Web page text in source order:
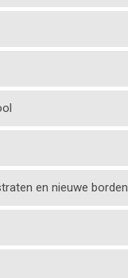
en nieuwe borden